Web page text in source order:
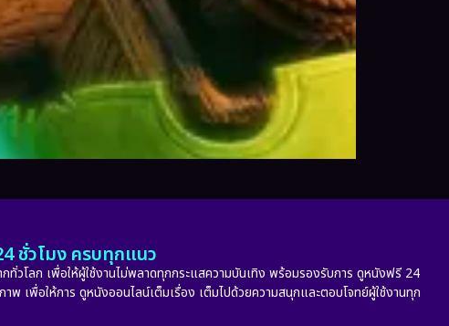
ชั่วโมง ครบทุกแนว
โลก เพื่อให้ผู้ใช้งานไม่พลาดทุกกระแสความบันเทิง พร้อมรองรับการ ดูหนังฟรี 24
เพื่อให้การ ดูหนังออนไลน์เต็มเรื่อง เต็มไปด้วยความสนุกและตอบโจทย์ผู้ใช้งานทุก